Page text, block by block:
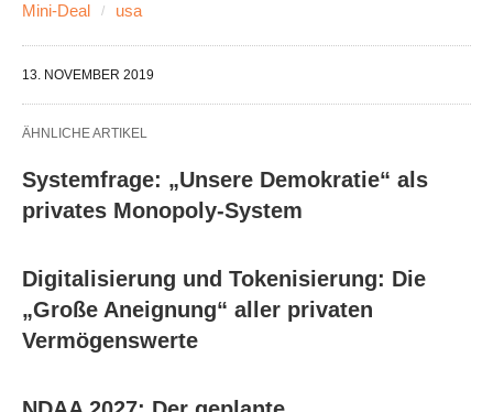
Mini-Deal
usa
13. NOVEMBER 2019
ÄHNLICHE ARTIKEL
Systemfrage: „Unsere Demokratie“ als
privates Monopoly-System
Digitalisierung und Tokenisierung: Die
„Große Aneignung“ aller privaten
Vermögenswerte